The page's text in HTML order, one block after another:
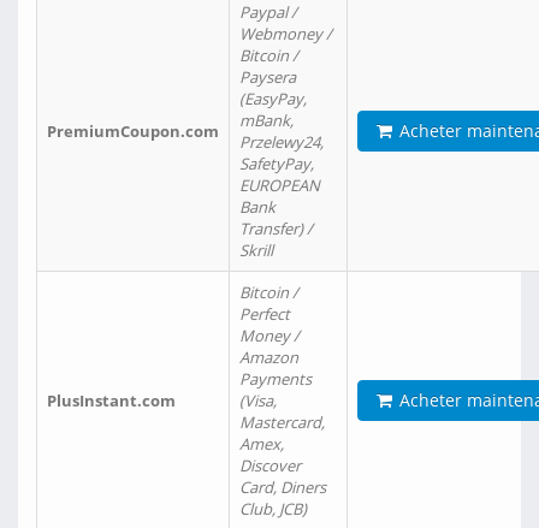
PremiumCoupon.com
Paypal /
Webmoney /
Bitcoin /
Paysera
(EasyPay,
mBank,
Przelewy24,
SafetyPay,
EUROPEAN
Bank
Transfer) /
Skrill
Acheter
PlusInstant.com
Bitcoin /
Perfect
Money /
Amazon
Payments
(Visa,
Mastercard,
Amex,
Discover
Card, Diners
Club, JCB)
Acheter